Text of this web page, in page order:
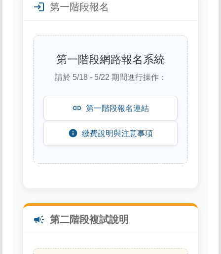
login 第一階段報名
第一階段網路報名系統
請於 5/18 - 5/22 期間進行操作：
link 第一階段報名連結
info 繳費說明與注意事項
campaign 第二階段複試說明